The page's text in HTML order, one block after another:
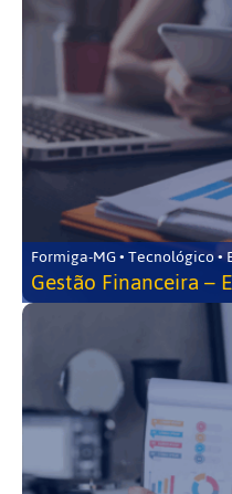
Formiga-MG • Tecnológico •
Gestão Financeira –